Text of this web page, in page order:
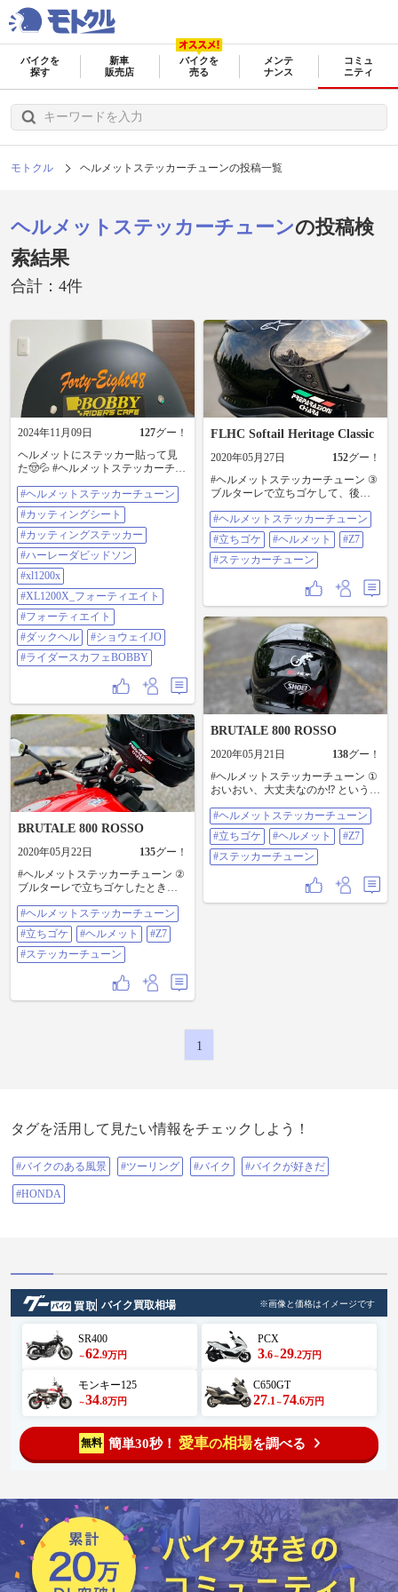
バイクを
探す
新車
販売店
バイクを
売る
メンテ
ナンス
コミュ
ニティ
モトクル ヘルメットステッカーチューンの投稿一覧
ヘルメットステッカーチューンの投稿検
索結果
合計：4件
2024年11月09日 127グー！
ヘルメットにステッカー貼って見
た🤠💦 #ヘルメットステッカーチュ
ィングステッカー #ハーレーダビッ
ドソン #xl1200x #XL1200X_フォー
ティエイト #フォーティエイト #ダ
ックヘル #ショウェイJO #ライダー
スカフェBOBBY
#ヘルメットステッカーチューン
#カッティングシート
#カッティングステッカー
#ハーレーダビッドソン
#xl1200x
#XL1200X_フォーティエイト
#フォーティエイト
#ダックヘル
#ショウェイJO
#ライダースカフェBOBBY
FLHC Softail Heritage Classic
2020年05月27日 152グー！
#ヘルメットステッカーチューン ③
ブルターレで立ちゴケして、後頭
には、ハーレーで立ちゴケをし
て、別の部分をぶつけてしまい、
ヘルメットがキズだらけ🤣 という
ことで、ステッカーチューンを開
ンスターズ を貼ってみたが、貼り
方が下手で、キズが隠れてない…
ないことにしよう🤣 #立ちゴケ #ヘ
ルメット #Z7 #ステッカーチューン
#ヘルメットステッカーチューン
#立ちゴケ
#ヘルメット
#Z7
#ステッカーチューン
BRUTALE 800 ROSSO
2020年05月22日 135グー！
#ヘルメットステッカーチューン ②
ブルターレで立ちゴケしたとき
けてしまい、"ギズモノ" になって
しまったので、ステッカーチュー
ンを開始することに😁 今回は、イ
タリアン🇮🇹とアクラ🇸🇮 #立ちゴ
#ヘルメットステッカーチューン
#立ちゴケ
#ヘルメット
#Z7
#ステッカーチューン
BRUTALE 800 ROSSO
2020年05月21日 138グー！
#ヘルメットステッカーチューン ①
おいおい、大丈夫なのか⁉️ という感
たびに、ヘルメットを地面にぶつ
けてしまう😅 まず、少し前に、ブ
ルターレで立ちゴケしたときは、
後頭部をコツンとアスファルトに
きた😂（ステップも折れたけど
#ヘルメットステッカーチューン
#立ちゴケ
#ヘルメット
#Z7
#ステッカーチューン
1
タグを活用して見たい情報をチェックしよう！
#バイクのある風景 #ツーリング #バイク #バイクが好きだ
#HONDA
バイク買取相場 ※画像と価格はイメージです
SR400
～62.9万円
PCX
3.6～29.2万円
モンキー125
～34.8万円
C650GT
27.1 ～ 74.6万円
無料 簡単30秒！ 愛車の相場を調べる